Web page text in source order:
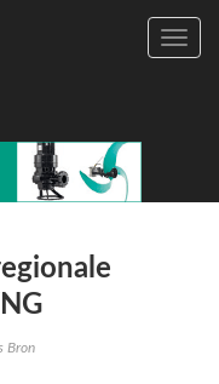
Bron